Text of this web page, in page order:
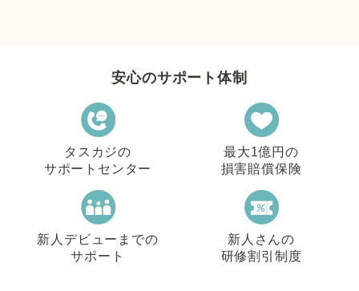
安心のサポート体制
タスカジの
サポートセンター
最大1億円の
損害賠償保険
新人デビューまでの
サポート
新人さんの
研修割引制度